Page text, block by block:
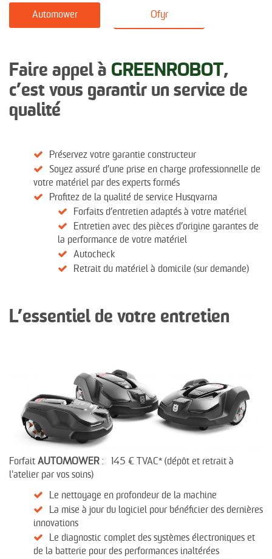
Automower Ofyr
Faire appel à GREENROBOT,
c’est vous garantir un service de
qualité
Préservez votre garantie constructeur
Soyez assuré d’une prise en charge professionnelle de
votre matériel par des experts formés
Profitez de la qualité de service Husqvarna
Forfaits d’entretien adaptés à votre matériel
Entretien avec des pièces d’origine garantes de
la performance de votre matériel
Autocheck
Retrait du matériel à domicile (sur demande)
L’essentiel de votre entretien
ForfaitAUTOMOWER: 145 € TVAC* (dépôt et retrait à
l'atelier par vos soins)
Le nettoyage en profondeur de la machine
La mise à jour du logiciel pour bénéficier des dernières
innovations
Le diagnostic complet des systèmes électroniques et
de la batterie pour des performances inaltérées